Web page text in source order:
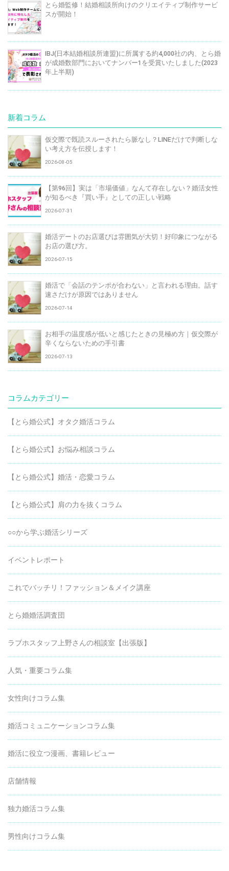
とら婚監修！結婚相談所向けのクリエイティブ制作サービ
スが開始！
IBJ(日本結婚相談所連盟)に所属する約4,000社の内、とら婚
が成婚数部門においてナンバー1を受賞いたしました(2023
年上半期)
新着コラム
仮交際で既読スルーされたら脈なし？LINEだけで判断しな
い考え方を伝授します！
2026-08-05
【第96回】実は「市場価値」なんて存在しない？婚活女性
が知るべき『買い手』としての正しい戦略
2026-07-31
婚活デートのお店選びは雰囲気が大切！好印象につながる
お店の選び方。
2026-07-15
婚活で「会話のテンポが合わない」と言われる理由。話す
速さだけが原因ではありません
2026-07-14
お相手の温度感が低いと感じたときの見極め方｜仮交際が
辛くならないための手引書
2026-07-13
コラムカテゴリー
【とら婚公式】オタク婚活コラム
【とら婚公式】お悩み相談コラム
【とら婚公式】婚活・恋愛コラム
【とら婚公式】肩の力を抜くコラム
○○から学ぶ婚活シリーズ
イベントレポート
これでバッチリ！ファッション＆メイク講座
とら婚婚活調査団
ラブホスタッフ上野さんの相談室【出張版】
人気・重要コラム集
女性向けコラム集
婚活コミュニケーションコラム集
婚活に役立つ漫画、書籍レビュー
店舗情報
独力婚活コラム集
男性向けコラム集